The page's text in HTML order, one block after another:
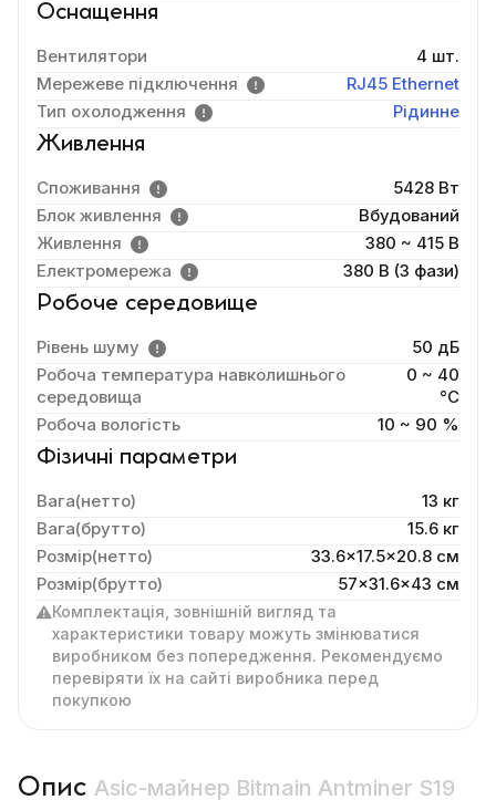
Оснащення
Вентилятори
4 шт.
Мережеве підключення
RJ45 Ethernet
Тип охолодження
Рідинне
Живлення
Споживання
5428 Вт
Блок живлення
Вбудований
Живлення
380 ~ 415 В
Електромережа
380 В (3 фази)
Робоче середовище
Рівень шуму
50 дБ
Робоча температура навколишнього
середовища
0 ~ 40
°C
Робоча вологість
10 ~ 90 %
Фізичні параметри
Вага(нетто)
13 кг
Вага(брутто)
15.6 кг
Розмір(нетто)
33.6x17.5x20.8 cм
Розмір(брутто)
57x31.6x43 см
Комплектація, зовнішній вигляд та
характеристики товару можуть змінюватися
виробником без попередження. Рекомендуємо
перевіряти їх на сайті виробника перед
покупкою
Опис Asic-майнер Bitmain Antminer S19